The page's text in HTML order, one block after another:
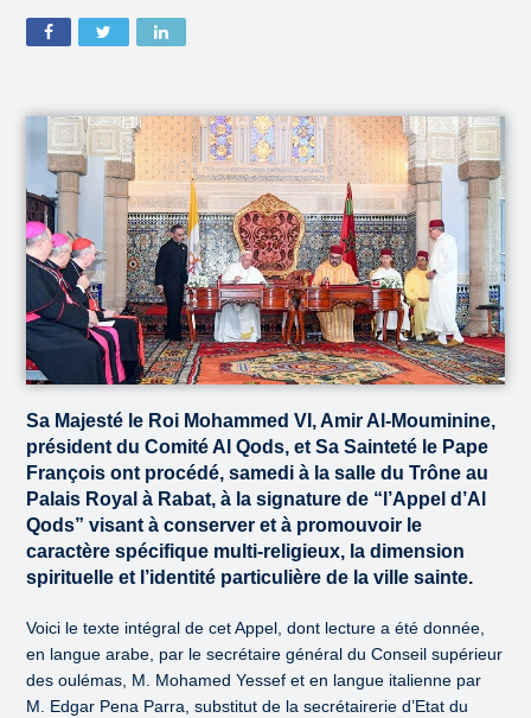
Sa Majesté le Roi Mohammed VI, Amir Al-Mouminine,
président du Comité Al Qods, et Sa Sainteté le Pape
François ont procédé, samedi à la salle du Trône au
Palais Royal à Rabat, à la signature de “l’Appel d’Al
Qods” visant à conserver et à promouvoir le
caractère spécifique multi-religieux, la dimension
spirituelle et l’identité particulière de la ville sainte.
Voici le texte intégral de cet Appel, dont lecture a été donnée,
en langue arabe, par le secrétaire général du Conseil supérieur
des oulémas, M. Mohamed Yessef et en langue italienne par
M. Edgar Pena Parra, substitut de la secrétairerie d’Etat du